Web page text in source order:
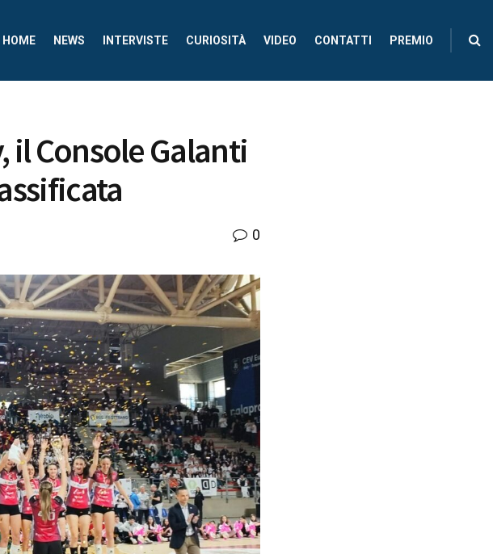
HOME NEWS INTERVISTE CURIOSITÀ VIDEO CONTATTI PREMIO
il Console Galanti
0